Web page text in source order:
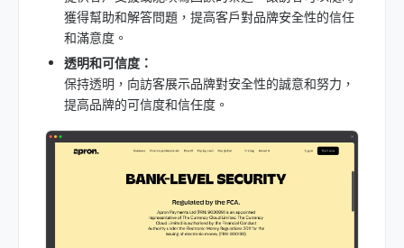
獲得幫助和解答問題，提高客戶對品牌安全性的信任
和滿意度。
透明和可信度：
保持透明，向訪客展示品牌對安全性的誠意和努力，
提高品牌的可信度和信任度。